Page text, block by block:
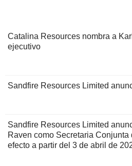
Catalina Resources nombra a
ejecutivo
Sandfire Resources Limited
Sandfire Resources Limited
Raven como Secretaria Conjunta
efecto a partir del 3 de abril de